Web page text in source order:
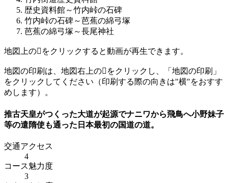
歴史資料館～竹内峠の石碑
竹内峠の石碑～芭蕉の綿弓塚
芭蕉の綿弓塚～長尾神社
地図上の をクリックすると動画が再生できます。
地図の印刷は、地図右上の をクリックし、「地図の印刷」
をクリックしてください（印刷する際の向きは"横"をおすす
めします）。
推古天皇がつくった大道が起源でナニワから飛鳥へ小野妹子
等の遣隋使も通った日本最初の国道の道。
交通アクセス
4
コース魅力度
3